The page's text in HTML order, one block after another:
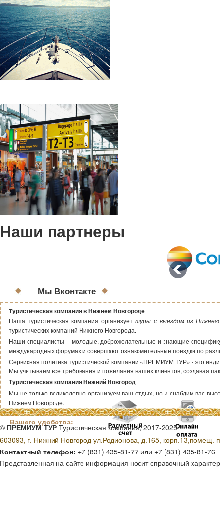
Наши партнеры
Мы Вконтакте
Туристическая компания в Нижнем Новгороде
Наша туристическая компания организуеттуры с выездом из
туристических компаний Нижнего Новгорода.
Наши специалисты – молодые, доброжелательные и знающие специфику
международных форумах и совершают ознакомительные поездки по
Сервисная политика туристической компании «ПРЕМИУМ ТУР» - это
Мы учитываем все требования и пожелания наших клиентов, создавая
Туристическая компания Нижний Новгород
Мы не только великолепно организуем ваш отдых, но и снабдим вас
Нижнем Новгороде.
Способы оплаты для
Вашего удобства:
© ПРЕМИУМ ТУРТуристическая компания, 2017-2025
603093, г. Нижний Новгород ул.Родионова, д.165, корп.13,помещ.
Контактный телефон: +7 (831) 435-81-77 или +7 (831) 435-81-76
Представленная на сайте информация носит справочный